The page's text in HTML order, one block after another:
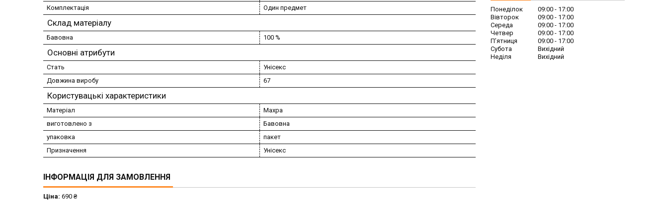
Комплектація
Один предмет
Склад матеріалу
Бавовна 100 %
Основні атрибути
Стать
Унісекс
Довжина виробу
67
Користувацькі характеристики
Матеріал
Махра
виготовлено з
Бавовна
упаковка
пакет
Призначення
Унісекс
ІНФОРМАЦІЯ ДЛЯ ЗАМОВЛЕННЯ
Ціна: 690 ₴
Понеділок 09:00
17:00
Вівторок
09:00
17:00
Середа
09:00
17:00
Четвер
09:00
17:00
Пʼятниця
09:00
17:00
Субота
Вихідний
Неділя
Вихідний